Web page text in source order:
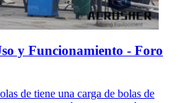
y Funcionamiento - Foro
de tiene una carga de bolas de